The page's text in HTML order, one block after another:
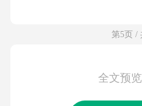
第5页 /
全文预